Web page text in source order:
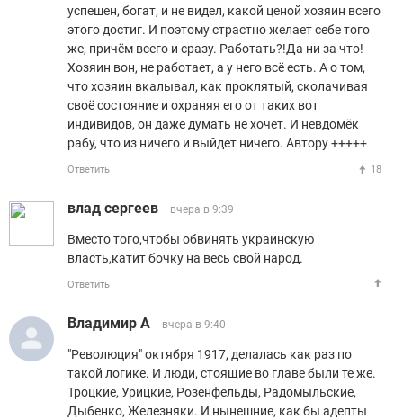
успешен, богат, и не видел, какой ценой хозяин всего
этого достиг. И поэтому страстно желает себе того
же, причём всего и сразу. Работать?!Да ни за что!
Хозяин вон, не работает, а у него всё есть. А о том,
что хозяин вкалывал, как проклятый, сколачивая
своё состояние и охраняя его от таких вот
индивидов, он даже думать не хочет. И невдомёк
рабу, что из ничего и выйдет ничего. Автору +++++
Ответить 18
влад сергеев вчера в 9:39
Вместо того,чтобы обвинять украинскую
власть,катит бочку на весь свой народ.
Ответить
Владимир А вчера в 9:40
"Революция" октября 1917, делалась как раз по
такой логике. И люди, стоящие во главе были те же.
Троцкие, Урицкие, Розенфельды, Радомыльские,
Дыбенко, Железняки. И нынешние, как бы адепты